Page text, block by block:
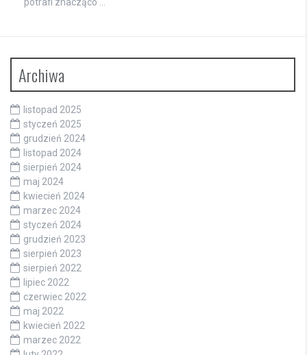
Archiwa
listopad 2025
styczeń 2025
grudzień 2024
listopad 2024
sierpień 2024
maj 2024
kwiecień 2024
marzec 2024
styczeń 2024
grudzień 2023
sierpień 2023
sierpień 2022
lipiec 2022
czerwiec 2022
maj 2022
kwiecień 2022
marzec 2022